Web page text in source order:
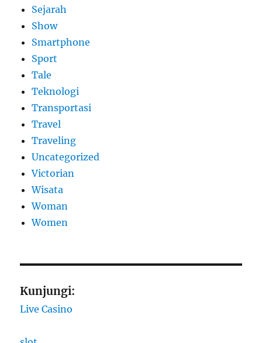
Sejarah
Show
Smartphone
Sport
Tale
Teknologi
Transportasi
Travel
Traveling
Uncategorized
Victorian
Wisata
Woman
Women
Kunjungi:
Live Casino